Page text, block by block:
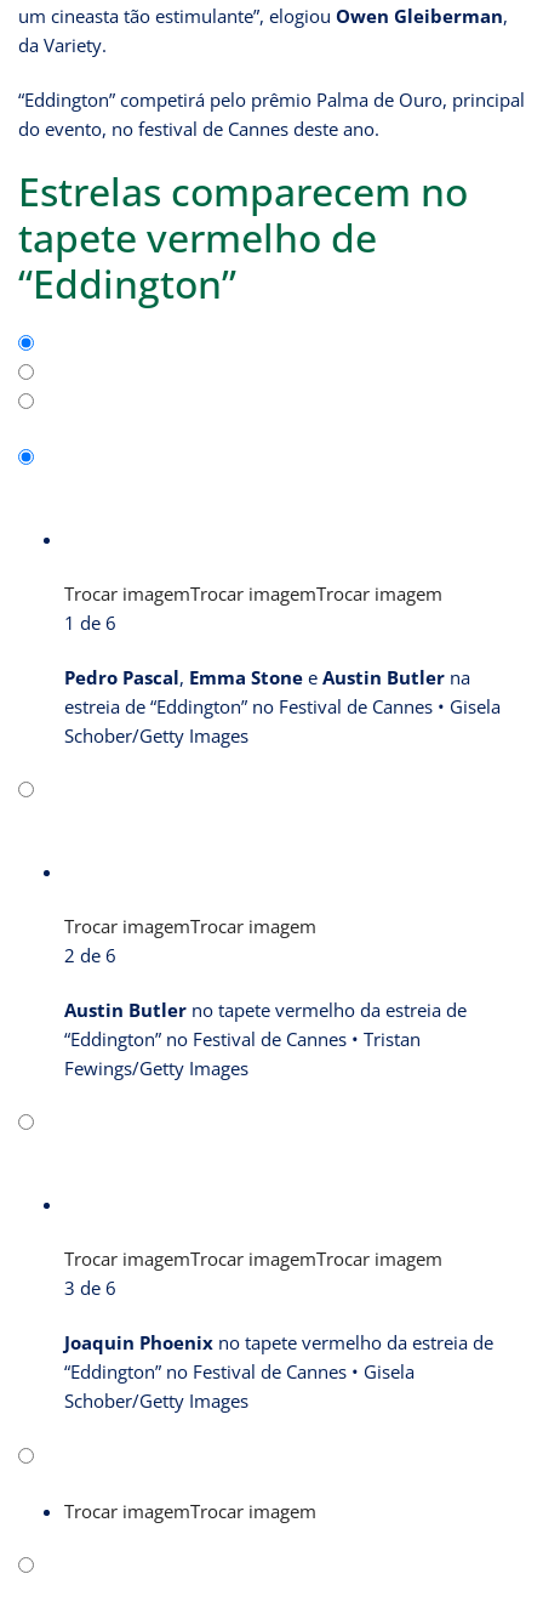
um cineasta tão estimulante”, elogiou Owen Gleiberman,
da Variety.
“Eddington” competirá pelo prêmio Palma de Ouro, principal
do evento, no festival de Cannes deste ano.
Estrelas comparecem no
tapete vermelho de
“Eddington”
Trocar imagemTrocar imagemTrocar imagem
1 de 6
Pedro Pascal, Emma Stonee Austin Butlerna
estreia de “Eddington” no Festival de Cannes • Gisela
Schober/Getty Images
Trocar imagemTrocar imagem
2 de 6
Austin Butlerno tapete vermelho da estreia de
“Eddington” no Festival de Cannes • Tristan
Fewings/Getty Images
Trocar imagemTrocar imagemTrocar imagem
3 de 6
Joaquin Phoenixno tapete vermelho da estreia de
“Eddington” no Festival de Cannes • Gisela
Schober/Getty Images
Trocar imagemTrocar imagem